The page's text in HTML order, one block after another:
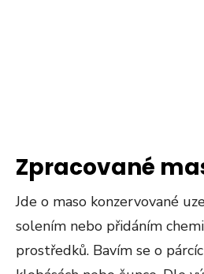
Zpracované
Jde o maso konzervované
solením nebo přidáním
prostředků. Bavím se o